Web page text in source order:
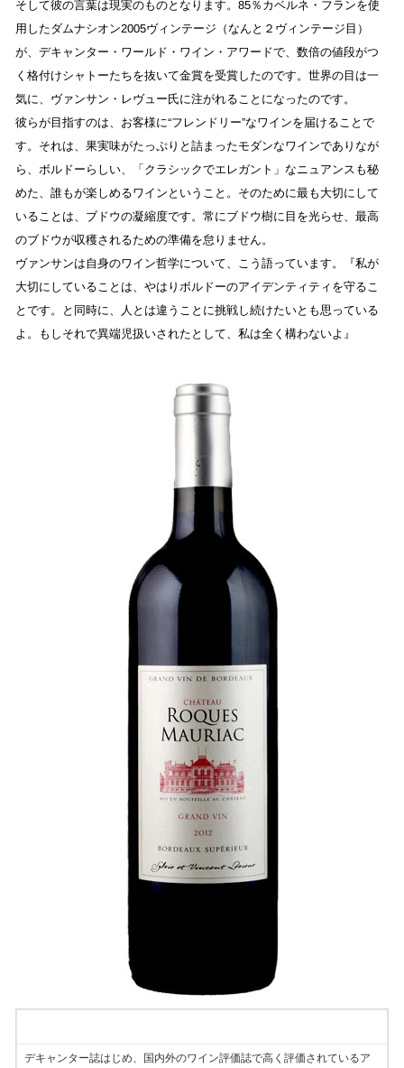
そして彼の言葉は現実のものとなります。85％カベルネ・フランを使
用したダムナシオン2005ヴィンテージ（なんと２ヴィンテージ目）
が、デキャンター・ワールド・ワイン・アワードで、数倍の値段がつ
く格付けシャトーたちを抜いて金賞を受賞したのです。世界の目は一
気に、ヴァンサン・レヴュー氏に注がれることになったのです。
彼らが目指すのは、お客様に“フレンドリー”なワインを届けることで
す。それは、果実味がたっぷりと詰まったモダンなワインでありなが
ら、ボルドーらしい、「クラシックでエレガント」なニュアンスも秘
めた、誰もが楽しめるワインということ。そのために最も大切にして
いることは、ブドウの凝縮度です。常にブドウ樹に目を光らせ、最高
のブドウが収穫されるための準備を怠りません。
ヴァンサンは自身のワイン哲学について、こう語っています。『私が
大切にしていることは、やはりボルドーのアイデンティティを守るこ
とです。と同時に、人とは違うことに挑戦し続けたいとも思っている
よ。もしそれで異端児扱いされたとして、私は全く構わないよ』
デキャンター誌はじめ、国内外のワイン評価誌で高く評価されているア